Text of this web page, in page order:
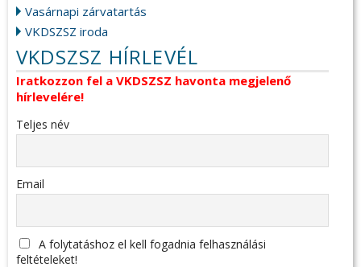
Vasárnapi zárvatartás
VKDSZSZ iroda
VKDSZSZ HÍRLEVÉL
Iratkozzon fel a VKDSZSZ havonta megjelenő
hírlevelére!
Teljes név
Email
A folytatáshoz el kell fogadnia felhasználási
feltételeket!